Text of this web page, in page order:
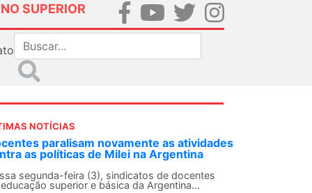
SUPERIOR
NOTÍCIAS
ANDES-SN convoca docentes para Dia de
Solidariedade Internacionalista com Cuba em
13 de agosto
O ANDES-SN conclama suas seções sindicais e o